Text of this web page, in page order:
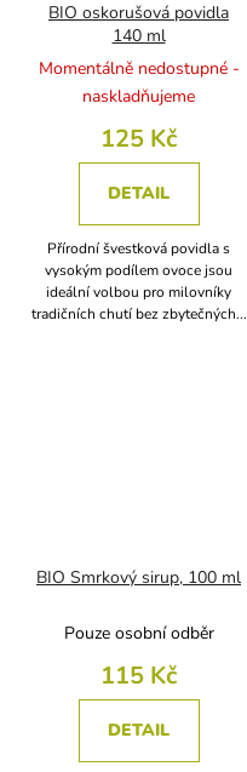
BIO oskorušová povidla
140 ml
Momentálně nedostupné -
naskladňujeme
125 Kč
DETAIL
Přírodní švestková povidla s
vysokým podílem ovoce jsou
ideální volbou pro milovníky
tradičních chutí bez zbytečných...
BIO Smrkový sirup, 100 ml
Pouze osobní odběr
115 Kč
DETAIL